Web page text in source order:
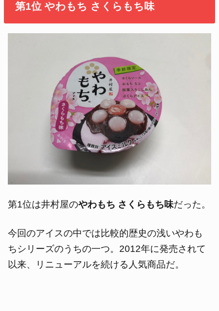
第1位 やわもち さくらもち味
第1位は井村屋のやわもち さくらもち味だった。
今回のアイスの中では比較的歴史の浅いやわも
ちシリーズのうちの一つ。2012年に発売されて
以来、リニューアルを続ける人気商品だ。